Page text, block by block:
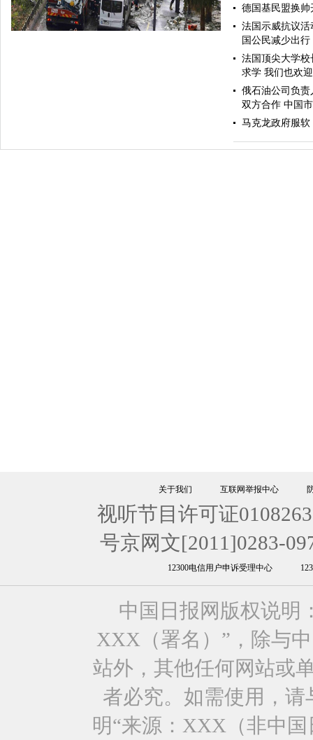
哈里与梅根亮相都柏林街头接受民众欢迎
德国基民盟换帅
法国示威抗议
国公民减少出行
法国顶尖大学
求学 我们也欢
俄石油公司负
双方合作 中国
马克龙政府服
关于我们 互联网举报中心
视听节目许可证0108263
号京网文[2011]0283-
12300电信用户申诉受理中心
中国日报网版权说明
XXX（署名）”，除与
站外，其他任何网站或
者必究。如需使用，请
明“来源：XXX（非中